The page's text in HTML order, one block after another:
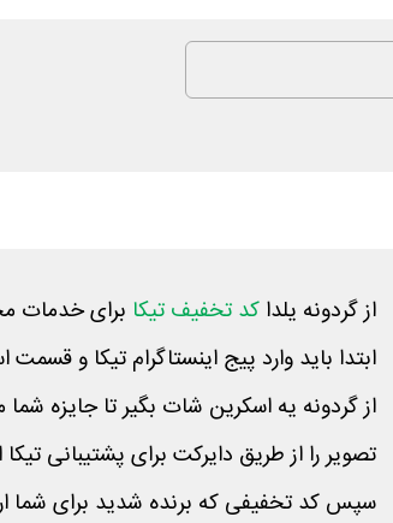
از گردونه یلدا کد تخفیف تیکا برای خدمات
ابتدا باید وارد پیج اینستاگرام تیکا و
از گردونه یه اسکرین شات بگیر تا جایزه
تصویر را از طریق دایرکت برای پشتیبانی تیکا
سپس کد تخفیفی که برنده شدید برای شما